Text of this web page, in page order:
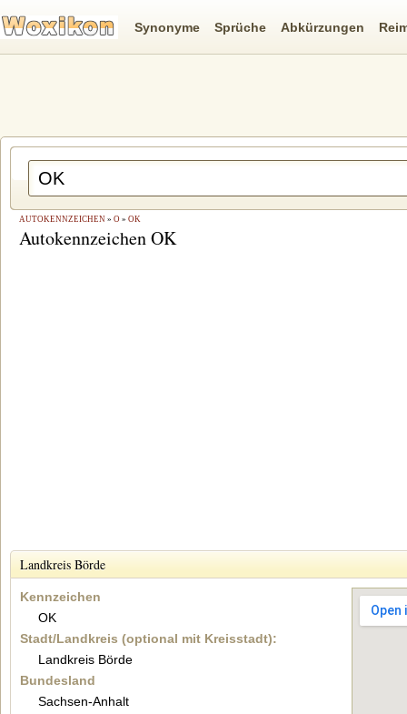
AUTOKENNZEICHEN » O » OK
Autokennzeichen OK
Landkreis Börde
Kennzeichen
OK
Stadt/Landkreis (optional mit Kreisstadt):
Landkreis Börde
Bundesland
Sachsen-Anhalt
Synonyme Sprüche Abkürzungen